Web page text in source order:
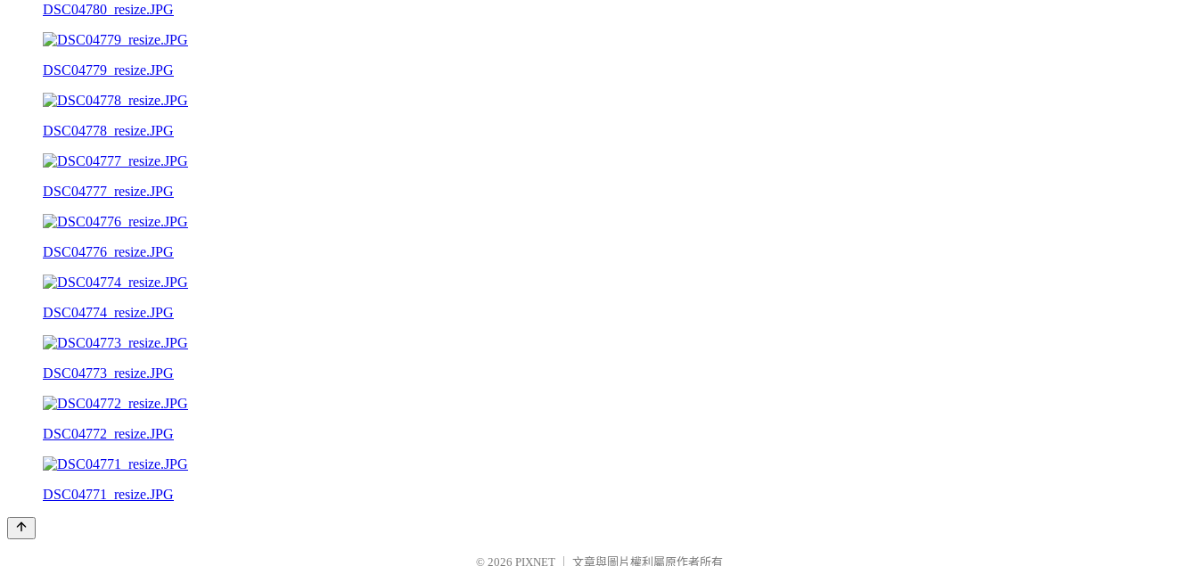
DSC04780_resize.JPG
DSC04779_resize.JPG
DSC04778_resize.JPG
DSC04777_resize.JPG
DSC04776_resize.JPG
DSC04774_resize.JPG
DSC04773_resize.JPG
DSC04772_resize.JPG
DSC04771_resize.JPG
© 2026 PIXNET 文章與圖片權利屬原作者所有